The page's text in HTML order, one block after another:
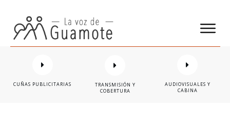
CUÑAS PUBLICITARIAS
TRANSMISIÓN Y
COBERTURA
AUDIOVISUALES Y
CABINA